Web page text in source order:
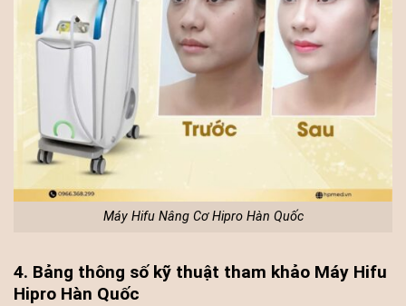
Máy Hifu Nâng Cơ Hipro Hàn Quốc
4. Bảng thông số kỹ thuật tham khảo Máy Hifu
Hipro Hàn Quốc